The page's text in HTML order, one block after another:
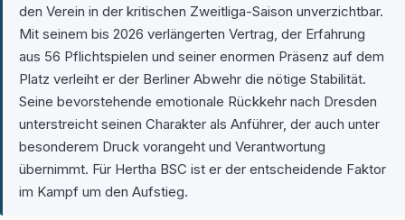
den Verein in der kritischen Zweitliga-Saison unverzichtbar.
Mit seinem bis 2026 verlängerten Vertrag, der Erfahrung
aus 56 Pflichtspielen und seiner enormen Präsenz auf dem
Platz verleiht er der Berliner Abwehr die nötige Stabilität.
Seine bevorstehende emotionale Rückkehr nach Dresden
unterstreicht seinen Charakter als Anführer, der auch unter
besonderem Druck vorangeht und Verantwortung
übernimmt. Für Hertha BSC ist er der entscheidende Faktor
im Kampf um den Aufstieg.